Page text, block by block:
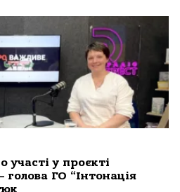
у проєкті
голова ГО “Інтонація